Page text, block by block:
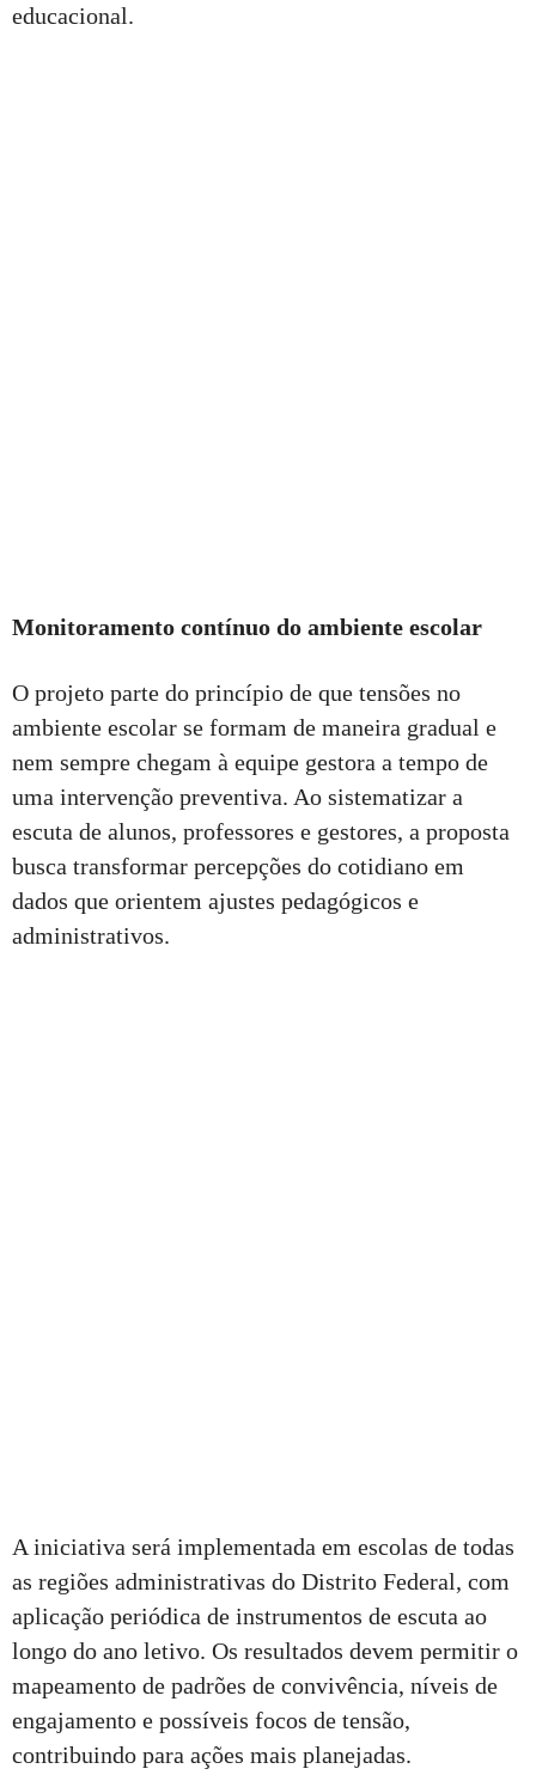
educacional.
Monitoramento contínuo do ambiente escolar
O projeto parte do princípio de que tensões no
ambiente escolar se formam de maneira gradual e
nem sempre chegam à equipe gestora a tempo de
uma intervenção preventiva. Ao sistematizar a
escuta de alunos, professores e gestores, a proposta
busca transformar percepções do cotidiano em
dados que orientem ajustes pedagógicos e
administrativos.
A iniciativa será implementada em escolas de todas
as regiões administrativas do Distrito Federal, com
aplicação periódica de instrumentos de escuta ao
longo do ano letivo. Os resultados devem permitir o
mapeamento de padrões de convivência, níveis de
engajamento e possíveis focos de tensão,
contribuindo para ações mais planejadas.